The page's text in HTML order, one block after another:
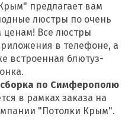
предлагает вам
люстры по очень
ценам! Все люстры
в телефоне, а
встроенная блютуз-
сборка по Симферополю
в рамках заказа на
"Потолки Крым".